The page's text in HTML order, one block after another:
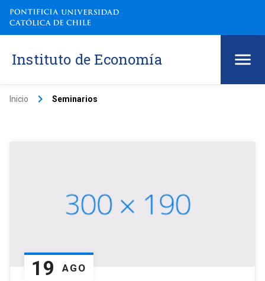
Instituto de Economía
Inicio keyboard_arrow_right Seminarios
19 AGO